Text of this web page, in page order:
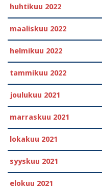
huhtikuu 2022
maaliskuu 2022
helmikuu 2022
tammikuu 2022
joulukuu 2021
marraskuu 2021
lokakuu 2021
syyskuu 2021
elokuu 2021